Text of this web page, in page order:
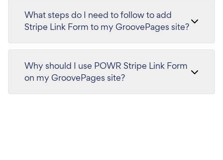
What steps do I need to follow to add
Stripe Link Form to my GroovePages site?
Why should I use POWR Stripe Link Form
on my GroovePages site?